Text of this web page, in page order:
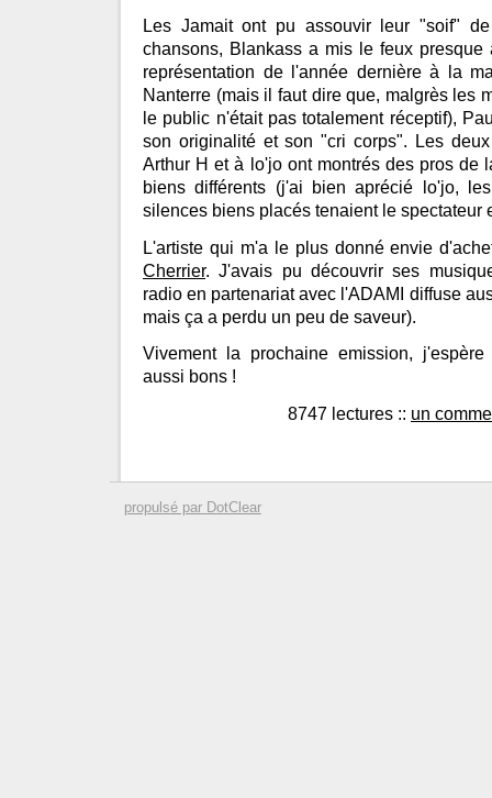
Les Jamait ont pu assouvir leur "soif"
chansons, Blankass a mis le feux
représentation de l'année dernière à la
Nanterre (mais il faut dire que, malgrès les
le public n'était pas totalement réceptif),
son originalité et son "cri corps". Les
Arthur H et à lo'jo ont montrés des pros de
biens différents (j'ai bien aprécié lo'jo,
silences biens placés tenaient le spectateur
L'artiste qui m'a le plus donné envie
Cherrier. J'avais pu découvrir ses
radio en partenariat avec l'ADAMI diffuse
mais ça a perdu un peu de saveur).
Vivement la prochaine emission,
aussi bons !
8747 lectures :: un
propulsé par DotClear